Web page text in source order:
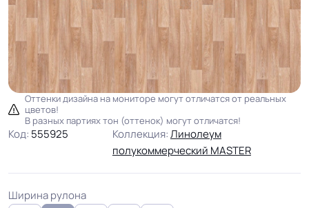
Оттенки дизайна на мониторе могут отличатся от реальных
цветов!
В разных партиях тон (оттенок) могут отличатся!
Код: 555925 Коллекция:Линолеум
полукоммерческий MASTER
Ширина рулона